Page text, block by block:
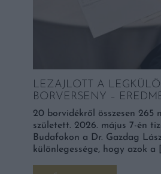
LEZAJLOTT A
BORVERSENY –
20 borvidékről összesen 265
született. 2026. május 7-én
Budafokon a Dr. Gazdag
különlegessége, hogy azok a